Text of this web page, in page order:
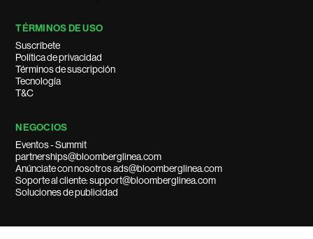
TÉRMINOS DE USO
Suscríbete
Política de privacidad
Términos de suscripción
Tecnología
T&C
NEGOCIOS
Eventos - Summit
partnerships@bloomberglinea.com
Anúnciate con nosotros ads@bloomberglinea.com
Soporte al cliente: support@bloomberglinea.com
Soluciones de publicidad